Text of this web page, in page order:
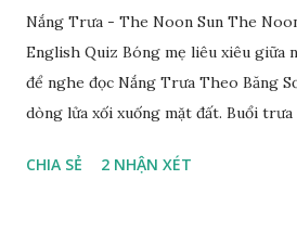
Nắng Trưa - The Noon Sun The
English Quiz Bóng mẹ liêu xiêu giữa
để nghe đọc Nắng Trưa Theo Băng
dòng lửa xối xuống mặt đất. Buổi trưa
CHIA SẺ 2 NHẬN XÉT